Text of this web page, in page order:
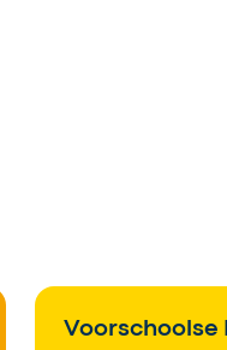
Voorschoolse